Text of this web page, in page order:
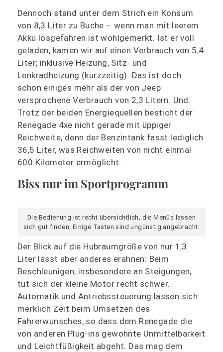
Dennoch stand unter dem Strich ein Konsum
von 8,3 Liter zu Buche – wenn man mit leerem
Akku losgefahren ist wohlgemerkt. Ist er voll
geladen, kamen wir auf einen Verbrauch von 5,4
Liter; inklusive Heizung, Sitz- und
Lenkradheizung (kurzzeitig). Das ist doch
schon einiges mehr als der von Jeep
versprochene Verbrauch von 2,3 Litern. Und:
Trotz der beiden Energiequellen besticht der
Renegade 4xe nicht gerade mit üppiger
Reichweite, denn der Benzintank fasst lediglich
36,5 Liter, was Reichweiten von nicht einmal
600 Kilometer ermöglicht.
Biss nur im Sportprogramm
Die Bedienung ist recht übersichtlich, die Menüs lassen
sich gut finden. Einige Tasten sind ungünstig angebracht.
Der Blick auf die Hubraumgröße von nur 1,3
Liter lässt aber anderes erahnen: Beim
Beschleunigen, insbesondere an Steigungen,
tut sich der kleine Motor recht schwer.
Automatik und Antriebssteuerung lassen sich
merklich Zeit beim Umsetzen des
Fahrerwunsches, so dass dem Renegade die
von anderen Plug-ins gewohnte Unmittelbarkeit
und Leichtfüßigkeit abgeht. Das mag dem